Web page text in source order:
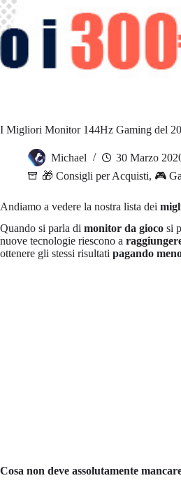
I Migliori Monitor 144Hz Gaming del
Michael 30 Marzo
🎁 Consigli per Acquisti, 🎮
Andiamo a vedere la nostra lista dei
Quando si parla di monitor da gioco si
nuove tecnologie riescono a
ottenere gli stessi risultati pagando
Cosa non deve assolutamente